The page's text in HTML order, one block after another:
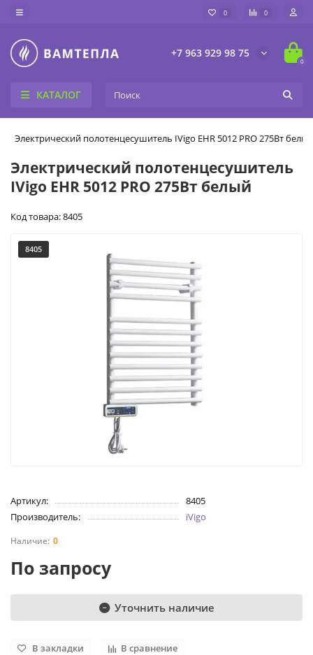
0 0
+7 963 929 98 75
0
КАТАЛОГ
Электрический полотенцесушитель IVigo EHR 5012 PRO 275Вт белый
Электрический полотенцесушитель
IVigo EHR 5012 PRO 275Вт белый
Код товара: 8405
8405
Артикул:
8405
Производитель:
iVigo
0
По запросу
Уточнить наличие
В закладки В сравнение